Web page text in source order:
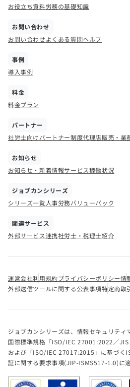
お役立ち資料労務の基礎知識
お問い合わせ
お問い合わせよくある質問ヘルプ
事例
導入事例
料金
料金プラン
パートナー
社労士向けパートナー制度代理店販売・業
お知らせ
お知らせ・新着情報サービス稼働状況
ジョブカンシリーズ
シリーズ一覧人事労務バリューパック
関連サービス
外部サービス連携社労士・税理士紹介
運営会社利用規約プライバシーポリシー情
外部送信ツールに関する公表事項特定商取
ジョブカンシリーズは、情報セキュリティ
国際標準規格「ISO/IEC 27001:2022／
および「ISO/IEC 27017:2015」に基づく
証に関する要求事項(JIP-ISMS517-1.0)に適